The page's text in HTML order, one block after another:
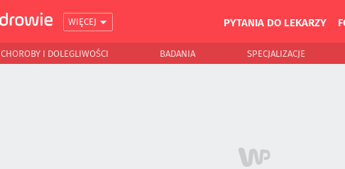
WIĘCEJ PYTANIA DO LEKARZY
CHOROBY I DOLEGLIWOŚCI BADANIA SPECJALIZACJE